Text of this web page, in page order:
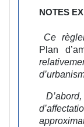
NOTES
Ce
Plan